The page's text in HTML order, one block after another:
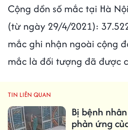
Cộng dồn số mắc tại Hà
(từ ngày 29/4/2021):
mắc ghi nhận ngoài cộng
mắc là đối tượng đã được
TIN LIÊN QUAN
Bị bệnh
phản ứng